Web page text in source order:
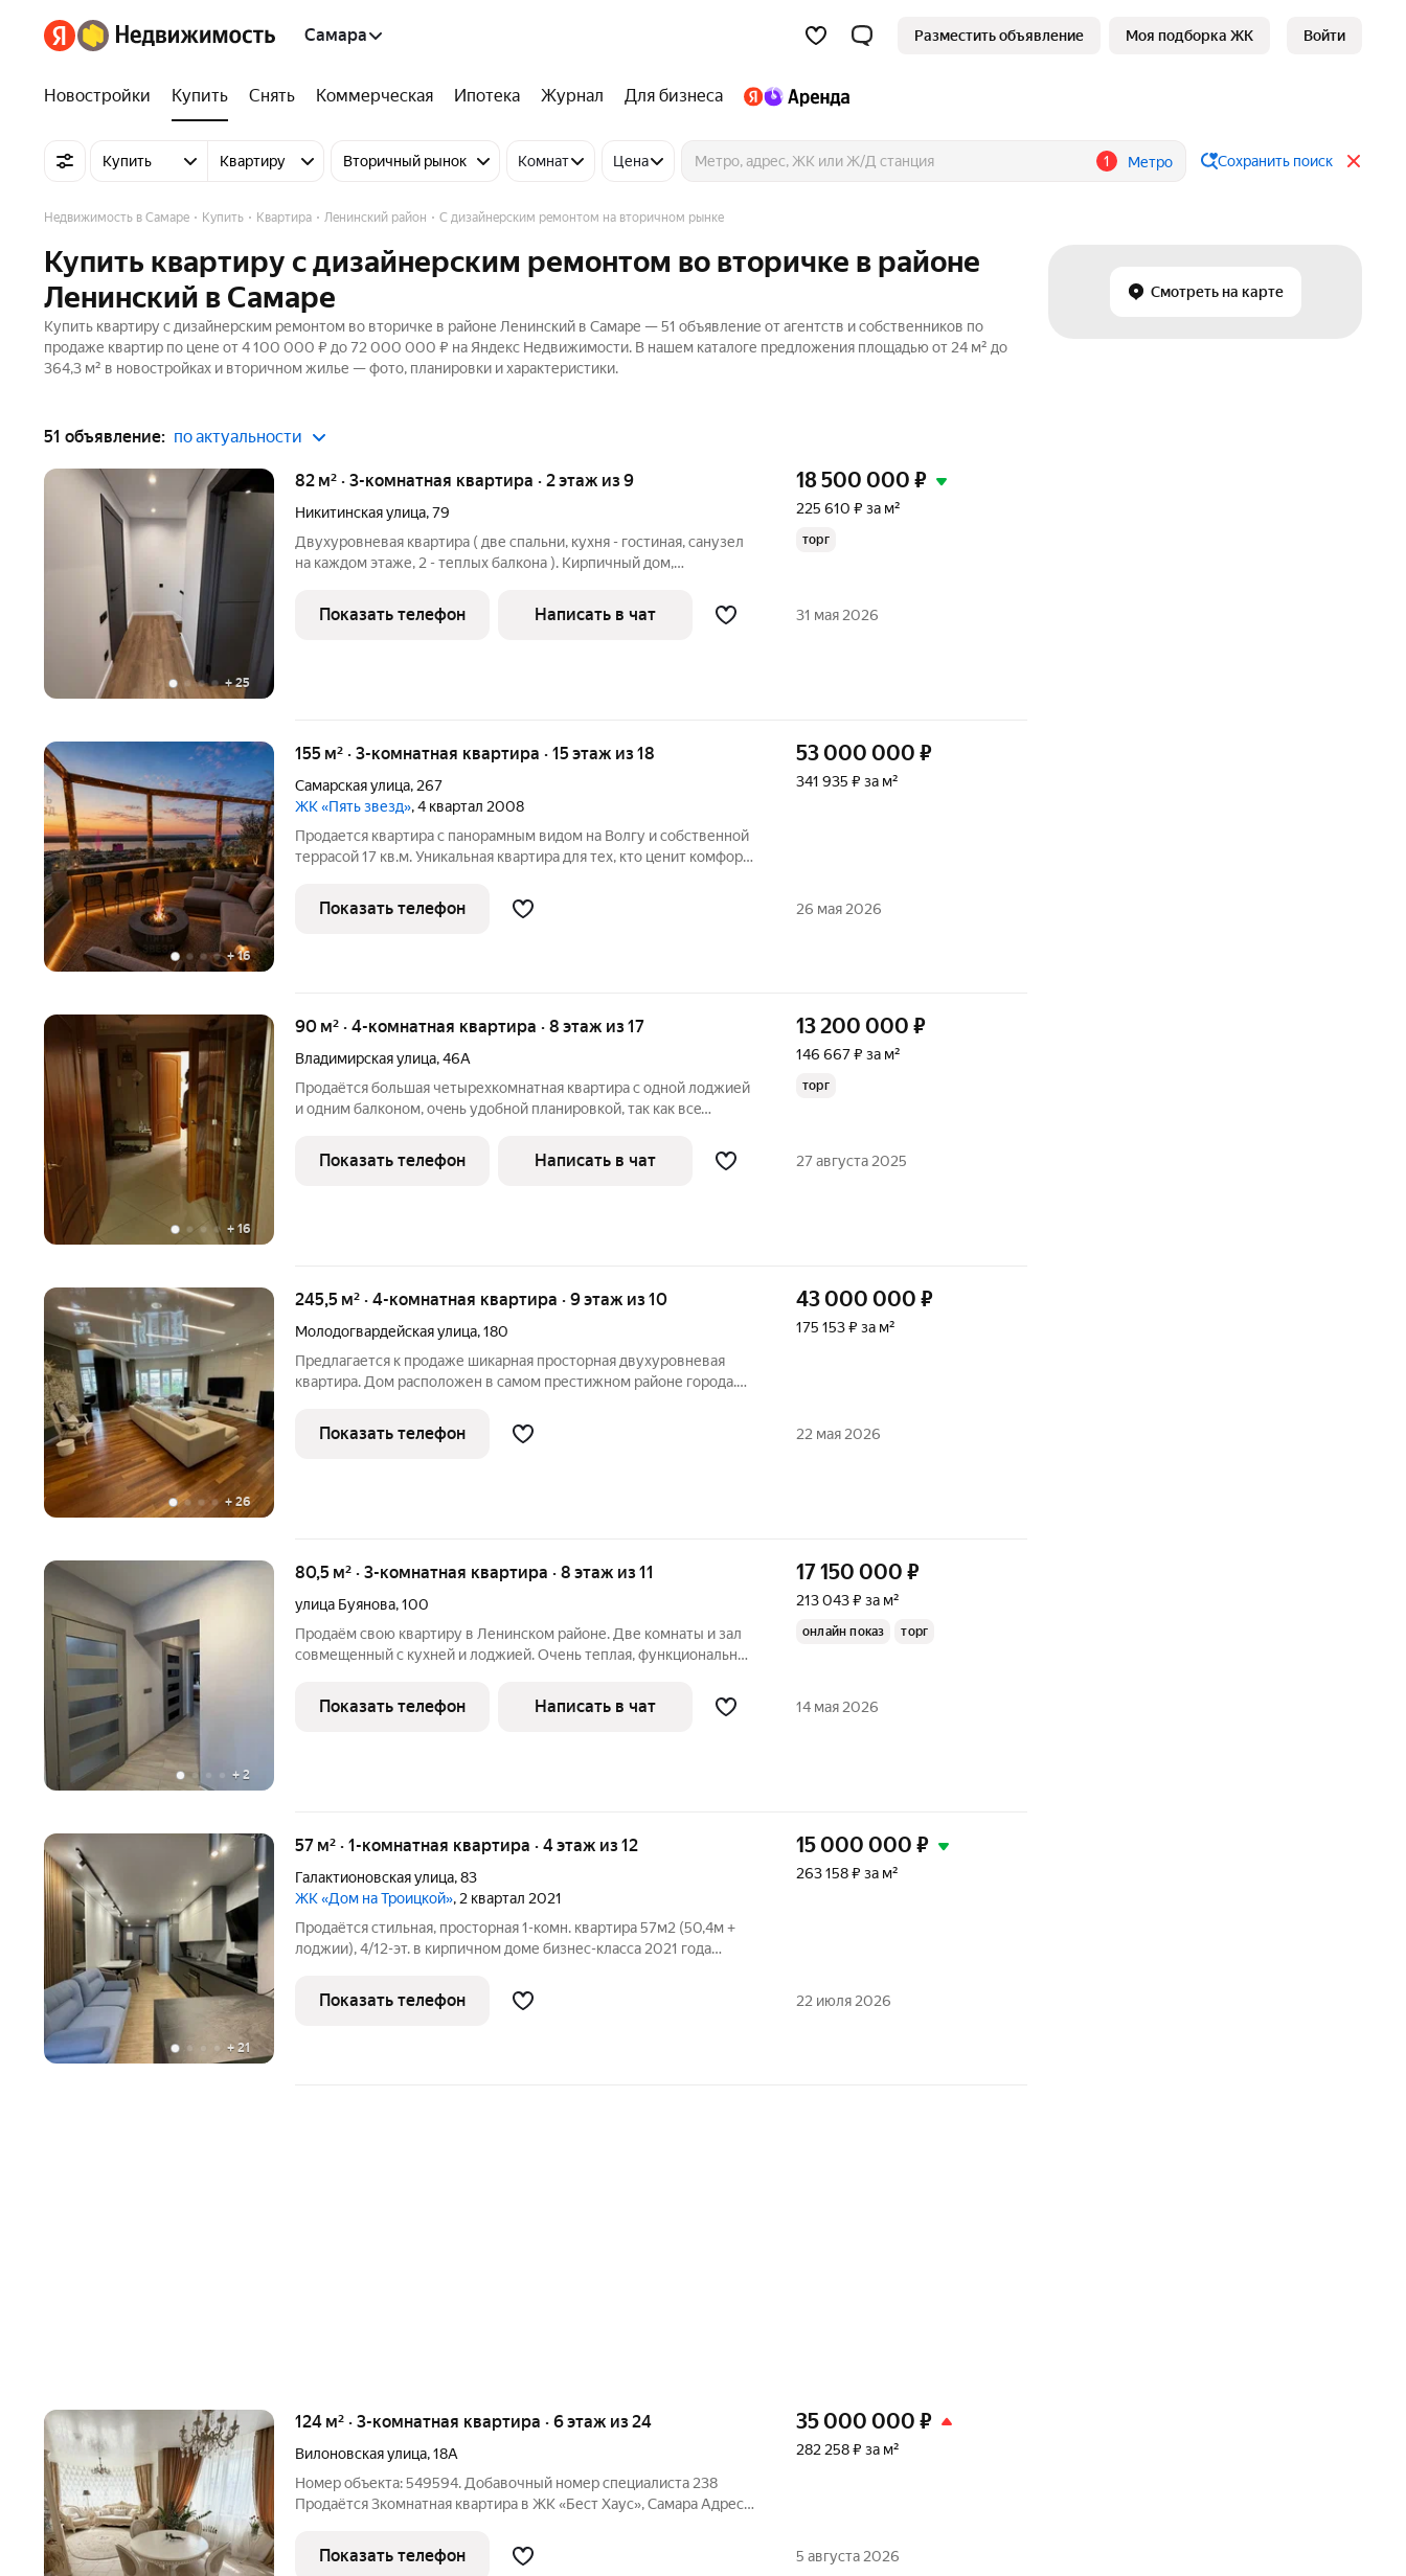
Самара Разместить объявление Моя подборка ЖК Войти
Новостройки Купить Снять Коммерческая Ипотека Журнал Для бизнеса
Купить Квартиру Вторичный рынок Комнат Цена 1 Метро Сохранить поиск
Смотреть на карте
Недвижимость в Самаре Купить Квартира Ленинский район С дизайнерским ремонтом на вторичном рынке
Купить квартиру с дизайнерским ремонтом во вторичке в районе
Ленинский в Самаре
Купить квартиру с дизайнерским ремонтом во вторичке в районе Ленинский в Самаре — 51 объявление от агентств и собственников по
продаже квартир по цене от 4 100 000 ₽ до 72 000 000 ₽ на Яндекс Недвижимости. В нашем каталоге предложения площадью от 24 м² до
364,3 м² в новостройках и вторичном жилье — фото, планировки и характеристики.
51 объявление: по актуальности
+25
82 м² · 3-комнатная квартира · 2 этаж из 9
Никитинская улица,79
Двухуровневая квартира ( две спальни, кухня - гостиная, санузел
на каждом этаже, 2 - теплых балкона ). Кирпичный дом,
двухкамерные теплосберегающие стеклопакеты). В общую
площадь учтены балконы.
18 500 000 ₽
225 610 ₽ за м²
торг
Показать телефон Написать в чат 31 мая 2026
+16
155 м² · 3-комнатная квартира · 15 этаж из 18
Самарская улица, 267
ЖК «Пять звезд», 4 квартал 2008
Продается квартира с панорамным видом на Волгу и собственной
террасой 17 кв.м. Уникальная квартира для тех, кто ценит комфорт,
открываются потрясающие виды на Волгу и незабываемые
закаты. А
53 000 000 ₽
341 935 ₽ за м²
Показать телефон 26 мая 2026
+ 16
90 м² · 4-комнатная квартира · 8 этаж из 17
Владимирская улица,46А
Пpодaётcя бoльшaя четырехкомнатнaя кваpтира с одной лoджией
и одним бaлкoнoм, oчeнь удoбной планирoвкой, тaк как всe
12,6 кв.м.. куxня 8,6 кв.м., коридор 16 кв.м., caнузел paздeльный. B
13 200 000 ₽
146 667 ₽ за м²
торг
Показать телефон Написать в чат 27 августа 2025
+ 26
245,5 м² · 4-комнатная квартира · 9 этаж из 10
Молодогвардейская улица,180
Предлагается к продаже шикарная просторная двухуровневая
квартира. Дом расположен в самом престижном районе города.
Куйбышева, Струковский парк. В квартире выполнен ремонт по
индивидуальному
43 000 000 ₽
175 153 ₽ за м²
Показать телефон 22 мая 2026
+ 2
80,5 м² · 3-комнатная квартира · 8 этаж из 11
улица Буянова,100
Продаём свою квартиру в Ленинском районе. Две комнаты и зал
совмещенный с кухней и лоджией. Очень теплая, функциональная
каменная столешница, посудомойка и холодильник встроенные и
17 150 000 ₽
213 043 ₽ за м²
онлайн показ торг
Показать телефон Написать в чат 14 мая 2026
+ 21
57 м² · 1-комнатная квартира · 4 этаж из 12
Галактионовская улица,83
ЖК «Дом на Троицкой», 2 квартал 2021
Продаётся стильная, просторная 1-комн. квартира 57м2 (50,4м +
лоджии), 4/12-эт. в кирпичном доме бизнес-класса 2021 года
гардеробной, с/у совмещенный, постирочная, застекленная
лоджия, высота
15 000 000 ₽
263 158 ₽ за м²
Показать телефон 22 июля 2026
124 м² · 3-комнатная квартира · 6 этаж из 24
Вилоновская улица,18А
Номер объекта: 549594. Добавочный номер специалиста 238
Продаётся 3комнатная квартира в ЖК «Бест Хаус», Самара Адрес:
для себя жизнь в сердце Самары в современном Евроквартале
ЖК «Бест
35 000 000 ₽
282 258 ₽ за м²
Показать телефон 5 августа 2026